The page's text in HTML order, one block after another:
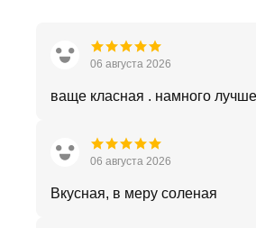
06 августа 2026
ваще класная . намного
06 августа 2026
Вкусная, в меру соленая